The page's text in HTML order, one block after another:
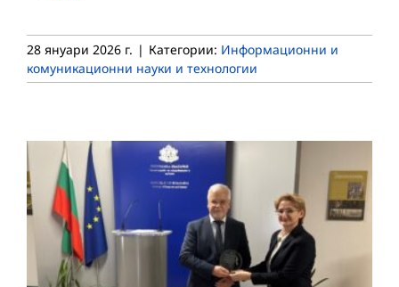
28 януари 2026 г. | Категории: Информационни и
комуникационни науки и технологии